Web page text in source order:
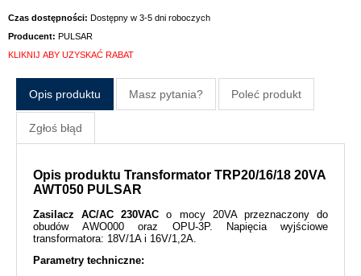
Czas dostępności: Dostępny w 3-5 dni roboczych
Producent: PULSAR
KLIKNIJ ABY UZYSKAĆ RABAT
Opis produktu Masz pytania? Poleć produkt
Zgłoś błąd
Opis produktu Transformator TRP20/16/18 20VA
AWT050 PULSAR
Zasilacz AC/AC 230VAC o mocy 20VA przeznaczony do
obudów AWO000 oraz OPU-3P. Napięcia wyjściowe
transformatora: 18V/1A i 16V/1,2A.
Parametry techniczne: